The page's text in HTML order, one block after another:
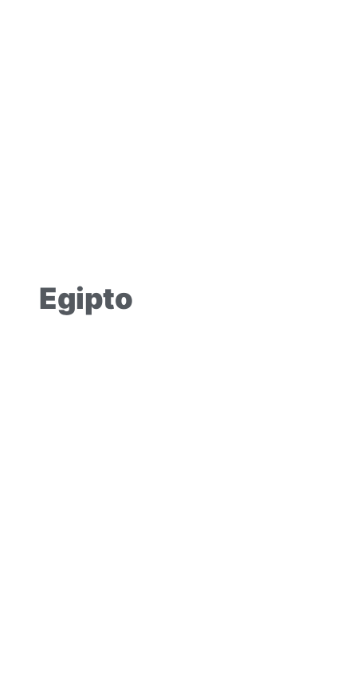
Egipto